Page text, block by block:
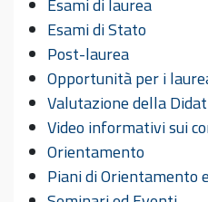
Esami di laurea
Esami di Stato
Post-laurea
Opportunità per i
Valutazione della
Video informativi sui
Orientamento
Piani di Orientamento